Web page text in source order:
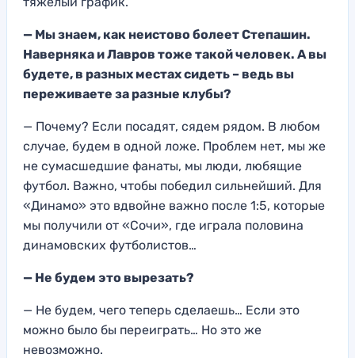
— Мы знаем, как неистово болеет Степашин.
Наверняка и Лавров тоже такой человек. А вы
будете, в разных местах сидеть – ведь вы
переживаете за разные клубы?
— Почему? Если посадят, сядем рядом. В любом
случае, будем в одной ложе. Проблем нет, мы же
не сумасшедшие фанаты, мы люди, любящие
футбол. Важно, чтобы победил сильнейший. Для
«Динамо» это вдвойне важно после 1:5, которые
мы получили от «Сочи», где играла половина
динамовских футболистов…
— Не будем это вырезать?
— Не будем, чего теперь сделаешь… Если это
можно было бы переиграть… Но это же
невозможно.